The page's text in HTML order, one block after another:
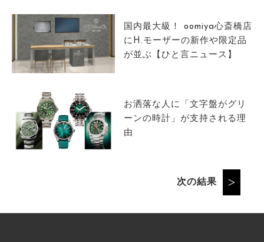
国内最大級！ oomiya心斎橋店
にH.モーザーの新作や限定品
が並ぶ【ひと言ニュース】
お洒落な人に「文字盤がグリ
ーンの時計」が支持される理
由
次の結果